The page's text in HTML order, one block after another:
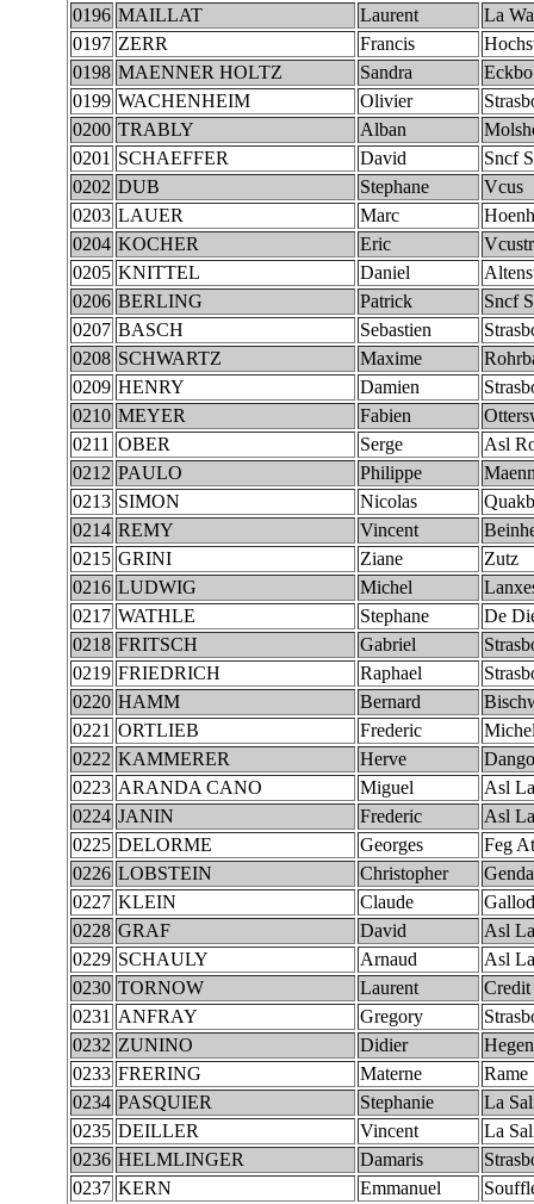
0196 MAILLAT Laurent
La
0197 ZERR Francis
0198 MAENNER HOLTZ Sandra
0199 WACHENHEIM Olivier
0200 TRABLY Alban
0201 SCHAEFFER David
Sncf
0202 DUB Stephane
Vcus
0203 LAUER Marc
0204 KOCHER Eric
0205 KNITTEL Daniel
0206 BERLING Patrick
Sncf
0207 BASCH Sebastien
0208 SCHWARTZ Maxime
0209 HENRY Damien
0210 MEYER Fabien
0211 OBER Serge
Asl
0212 PAULO Philippe
0213 SIMON Nicolas
0214 REMY Vincent
0215 GRINI Ziane
Zutz
0216 LUDWIG Michel
0217 WATHLE Stephane
De
0218 FRITSCH Gabriel
0219 FRIEDRICH Raphael
0220 HAMM Bernard
0221 ORTLIEB Frederic
0222 KAMMERER Herve
0223 ARANDA CANO Miguel
Asl
0224 JANIN Frederic
Asl
0225 DELORME Georges
Feg
0226 LOBSTEIN Christopher
0227 KLEIN Claude
0228 GRAF David
Asl
0229 SCHAULY Arnaud
Asl
0230 TORNOW Laurent
0231 ANFRAY Gregory
0232 ZUNINO Didier
0233 FRERING Materne
Rame
0234 PASQUIER Stephanie
La
0235 DEILLER Vincent
La
0236 HELMLINGER Damaris
0237 KERN Emmanuel